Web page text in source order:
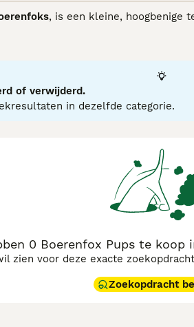
, is een kleine, hoogbenige
generaties lang hield de
van zo'n 35 tot 40 cm
eigenwijze inslag: hij leert snel,
uitdaging nodig heeft, en
in. Boerenfoxen gelden als
of verwijderd.
in dezelfde categorie.
0 Boerenfox Pups te koop
zien voor deze exacte
Zoekopdracht